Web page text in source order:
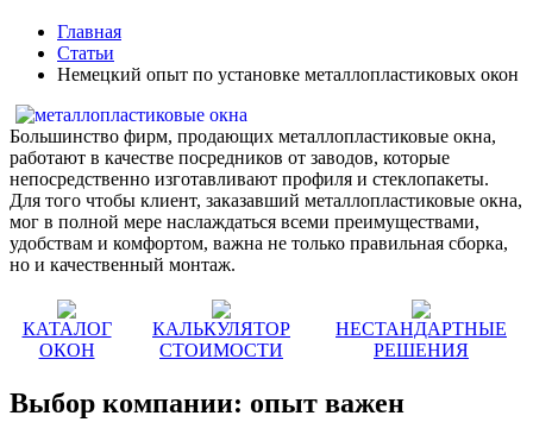
Главная
Статьи
Немецкий опыт по установке металлопластиковых окон
Большинство фирм, продающих металлопластиковые окна,
работают в качестве посредников от заводов, которые
непосредственно изготавливают профиля и стеклопакеты.
Для того чтобы клиент, заказавший металлопластиковые окна,
мог в полной мере наслаждаться всеми преимуществами,
удобствам и комфортом, важна не только правильная сборка,
но и качественный монтаж.
КАТАЛОГ
ОКОН
КАЛЬКУЛЯТОР
СТОИМОСТИ
НЕСТАНДАРТНЫЕ
РЕШЕНИЯ
Выбор компании: опыт важен